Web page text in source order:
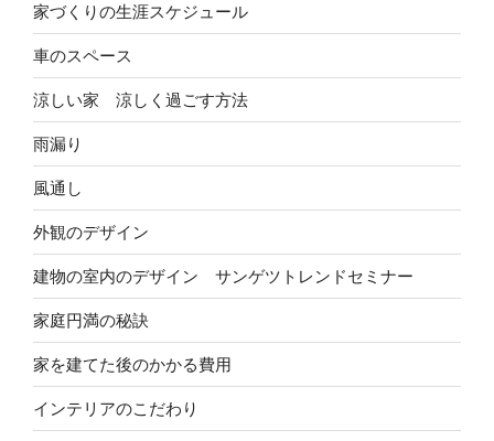
家づくりの生涯スケジュール
車のスペース
涼しい家 涼しく過ごす方法
雨漏り
風通し
外観のデザイン
建物の室内のデザイン サンゲツトレンドセミナー
家庭円満の秘訣
家を建てた後のかかる費用
インテリアのこだわり